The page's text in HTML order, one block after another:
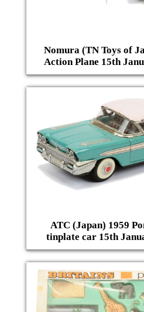
Nomura (TN Toys of
Action Plane 15th
ATC (Japan) 1959
tinplate car 15th